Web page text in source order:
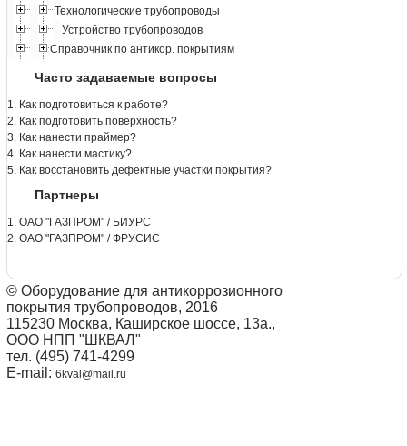
Технологические трубопроводы
Устройство трубопроводов
Справочник по антикор. покрытиям
Часто задаваемые вопросы
1. Как подготовиться к работе?
2. Как подготовить поверхность?
3. Как нанести праймер?
4. Как нанести мастику?
5. Как восстановить дефектные участки покрытия?
Партнеры
1. ОАО "ГАЗПРОМ" / БИУРС
2. ОАО "ГАЗПРОМ" / ФРУСИС
© Оборудование для антикоррозионного
покрытия трубопроводов, 2016
115230 Москва, Каширское шоссе, 13а.,
ООО НПП "ШКВАЛ"
тел. (495) 741-4299
E-mail: 6kval@mail.ru